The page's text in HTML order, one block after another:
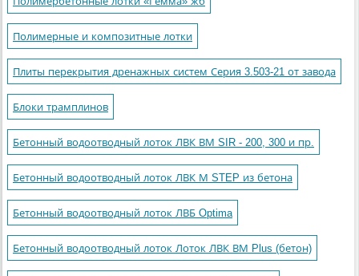
Полимерные и композитные лотки
Плиты перекрытия дренажных систем Серия 3.503-21 от завода
Блоки трамплинов
Бетонный водоотводный лоток ЛВК ВМ SIR - 200, 300 и пр.
Бетонный водоотводный лоток ЛВК М STEP из бетона
Бетонный водоотводный лоток ЛВБ Optima
Бетонный водоотводный лоток Лоток ЛВК ВМ Plus (бетон)